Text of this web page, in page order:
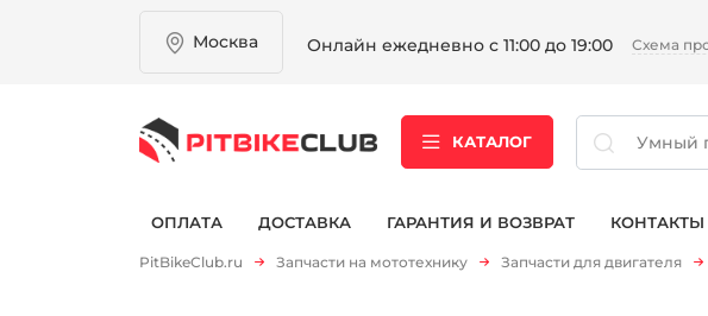
Москва Онлайн ежедневно с 11:00 до 19:00 Схема
КАТАЛОГ
ОПЛАТА ДОСТАВКА ГАРАНТИЯ И ВОЗВРАТ КОНТАКТЫ
PitBikeClub.ru Запчасти на мототехнику Запчасти для двигателя